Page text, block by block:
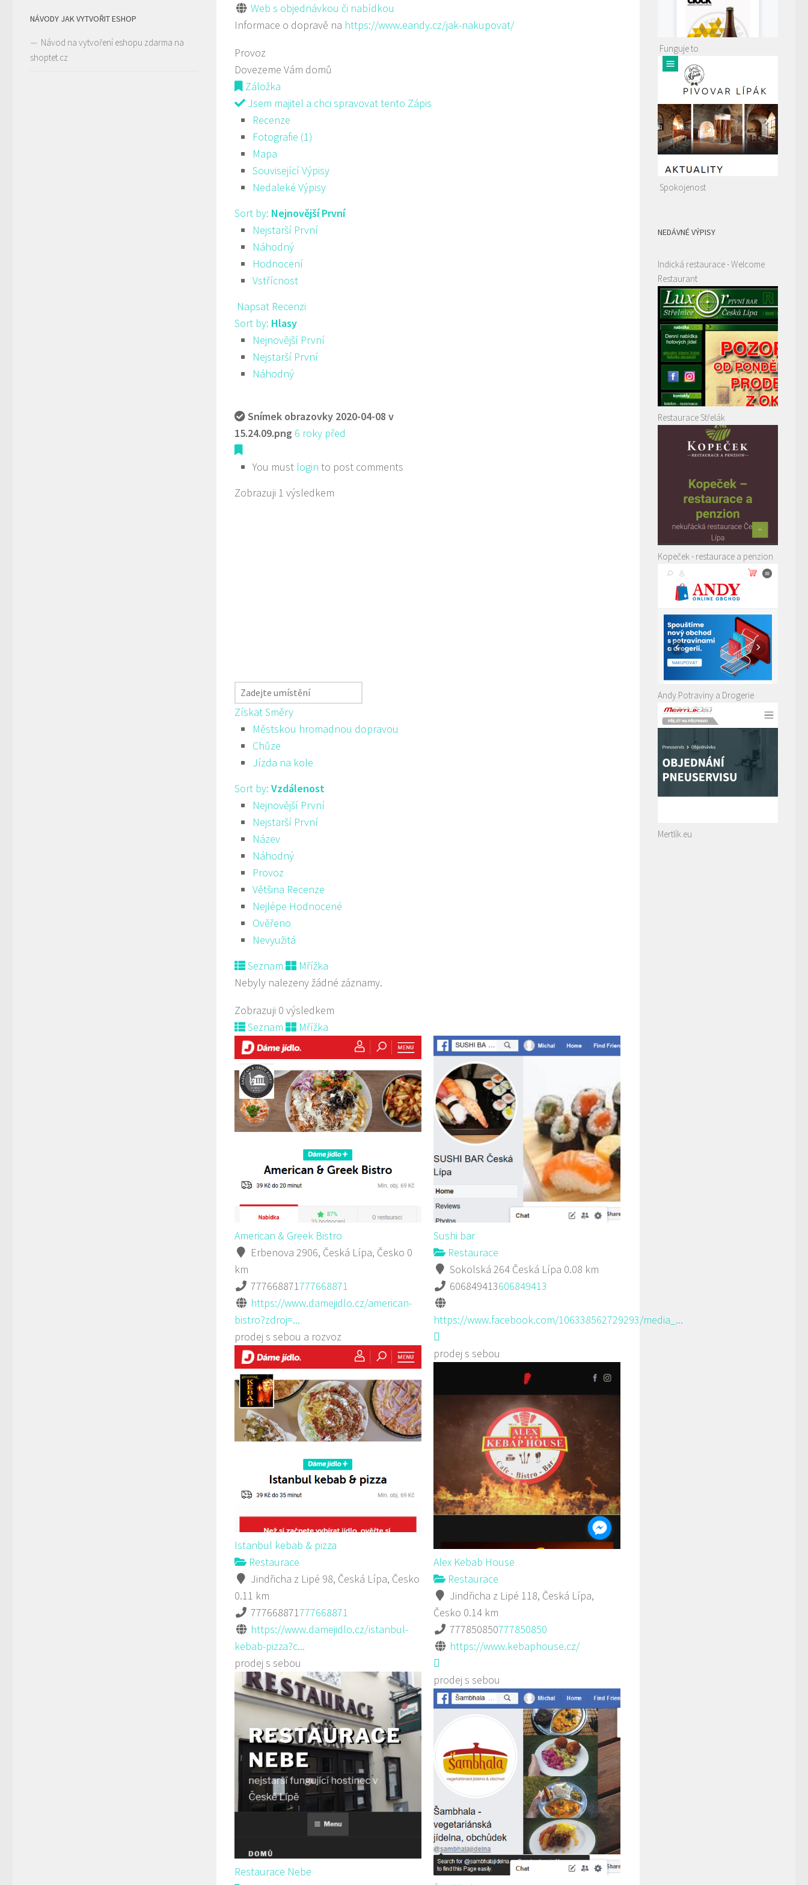
Web s objednávkou či nabídkou
Informace o dopravě na https://www.eandy.cz/jak-nakupovat/
Provoz
Dovezeme Vám domů
Záložka
Jsem majitel a chci spravovat tento Zápis
Recenze
Fotografie (1)
Mapa
Související Výpisy
Nedaleké Výpisy
Sort by: Nejnovější První
Nejstarší První
Náhodný
Hodnocení
Vstřícnost
Napsat Recenzi
Sort by: Hlasy
Nejnovější První
Nejstarší První
Náhodný
Snímek obrazovky 2020-04-08 v
15.24.09.png 6 roky před
You must login to post comments
Zobrazuji 1 výsledkem
Získat Směry
Městskou hromadnou dopravou
Chůze
Jízda na kole
Sort by: Vzdálenost
Nejnovější První
Nejstarší První
Název
Náhodný
Provoz
Většina Recenze
Nejlépe Hodnocené
Ověřeno
Nevyužitá
Seznam
Mřížka
Nebyly nalezeny žádné záznamy.
Zobrazuji 0 výsledkem
Seznam
Mřížka
American & Greek Bistro
Erbenova 2906, Česká Lípa, Česko 0
km
777668871777668871
https://www.damejidlo.cz/american-
bistro?zdroj=...
prodej s sebou a rozvoz
Sushi bar
Restaurace
Sokolská 264 Česká Lípa 0.08 km
606849413606849413
https://www.facebook.com/106338562729293/media_...
prodej s sebou
Istanbul kebab & pizza
Restaurace
Jindřicha z Lipé 98, Česká Lípa, Česko
0.11 km
777668871777668871
https://www.damejidlo.cz/istanbul-
kebab-pizza?c...
prodej s sebou
Alex Kebab House
Restaurace
Jindřicha z Lipé 118, Česká Lípa,
Česko 0.14 km
777850850777850850
https://www.kebaphouse.cz/
prodej s sebou
Restaurace Nebe
NÁVODY JAK VYTVOŘIT ESHOP
Návod na vytvoření eshopu zdarma na
shoptet.cz
Funguje to
Spokojenost
NEDÁVNÉ VÝPISY
Indická restaurace - Welcome
Restaurant
Restaurace Střelák
Kopeček - restaurace a penzion
Andy Potraviny a Drogerie
Mertlík.eu